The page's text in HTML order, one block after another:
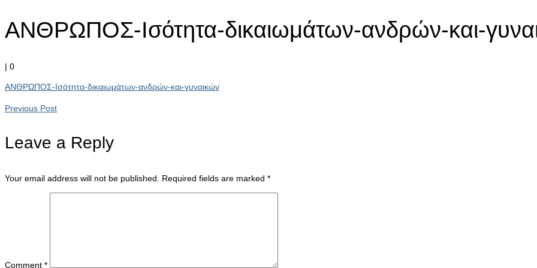
ΑΝΘΡΩΠΟΣ-Ισότητα-δικαιωμάτων-ανδρών-και-
| 0
ΑΝΘΡΩΠΟΣ-Ισότητα-δικαιωμάτων-ανδρών-και-γυναικών
Previous Post
Leave a Reply
Your email address will not be published. Required fields are marked *
Comment *